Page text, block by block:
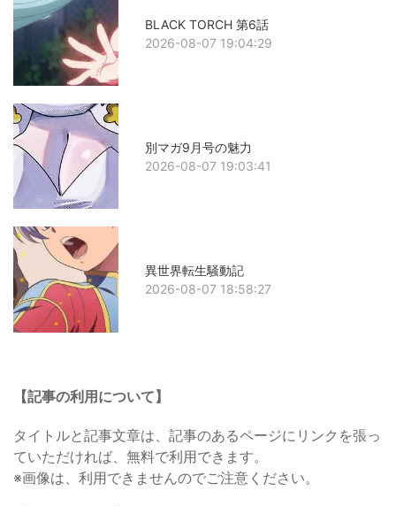
BLACK TORCH 第6話
2026-08-07 19:04:29
別マガ9月号の魅力
2026-08-07 19:03:41
異世界転生騒動記
2026-08-07 18:58:27
【記事の利用について】
タイトルと記事文章は、記事のあるページにリンクを張っ
ていただければ、無料で利用できます。
※画像は、利用できませんのでご注意ください。